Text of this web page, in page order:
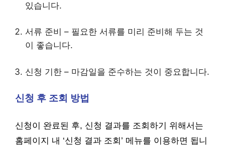
있습니다.
서류 준비 – 필요한 서류를 미리 준비해 두는 것
이 좋습니다.
신청 기한 – 마감일을 준수하는 것이 중요합니다.
신청 후 조회 방법
신청이 완료된 후, 신청 결과를 조회하기 위해서는
홈페이지 내 ‘신청 결과 조회’ 메뉴를 이용하면 됩니